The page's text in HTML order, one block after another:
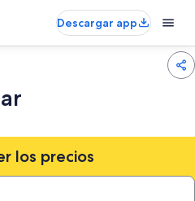
Descargar app
los precios